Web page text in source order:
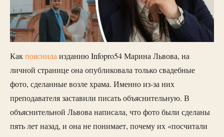
Какпояснилаизданию Infopro54 Марина Львова, на
личной странице она опубликовала только свадебные
фото, сделанные возле храма. Именно из-за них
преподавателя заставили писать объяснительную. В
объяснительной Львова написала, что фото были сделаны
пять лет назад, и она не понимает, почему их «посчитали